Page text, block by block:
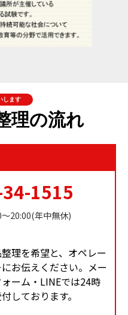
します
理の流れ
1515
20:00(年中無休)
理を希望と、オペレー
お伝えください。メー
ーム・LINEでは24時
しております。